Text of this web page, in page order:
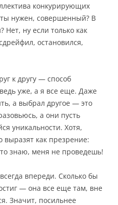
конкурирующих
нужен, совершенный? В
Нет, ну если только как
остановился,
к другу — способ
уже, а я все еще. Даже
а выбрал другое — это
а они пусть
уникальности. Хотя,
выразят как презрение:
знаю, меня не проведешь!
впереди. Сколько бы
— она все еще там, вне
Значит, посильнее